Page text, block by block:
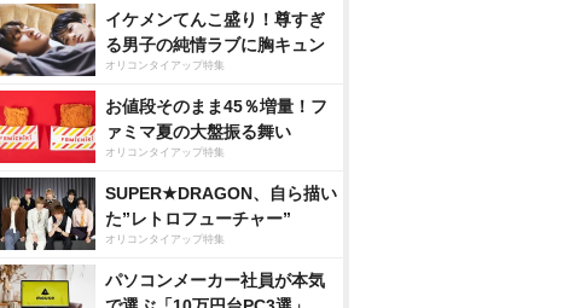
イケメンてんこ盛り！尊すぎ
る男子の純情ラブに胸キュン
オリコンタイアップ特集
お値段そのまま45％増量！フ
ァミマ夏の大盤振る舞い
オリコンタイアップ特集
SUPER★DRAGON、自ら描い
た”レトロフューチャー”
オリコンタイアップ特集
パソコンメーカー社員が本気